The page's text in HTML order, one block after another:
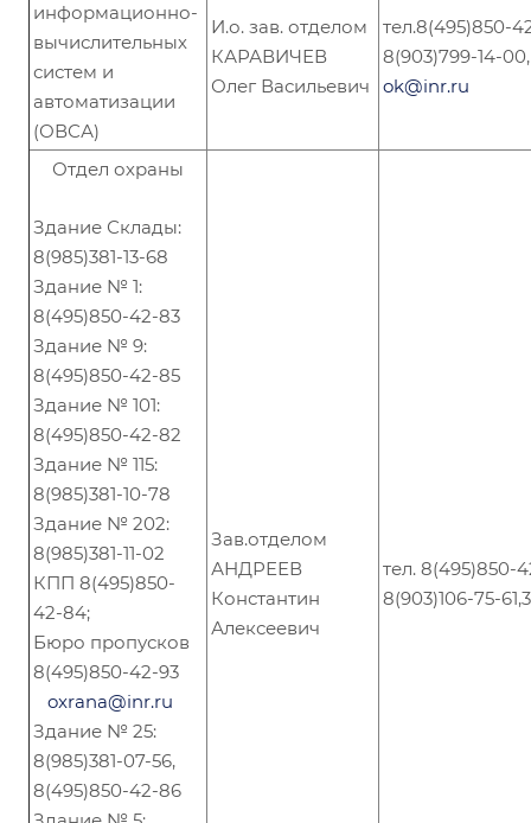
информационно-
вычислительных
систем и
автоматизации
(ОВСА)
И.о. зав. отделом
КАРАВИЧЕВ
Олег Васильевич
тел.8(495)850-
8(903)799-14-00,
ok@inr.ru
Отдел охраны
Здание Склады:
8(985)381-13-68
Здание № 1:
8(495)850-42-83
Здание № 9:
8(495)850-42-85
Здание № 101:
8(495)850-42-82
Здание № 115:
8(985)381-10-78
Здание № 202:
8(985)381-11-02
КПП 8(495)850-
42-84;
Бюро пропусков
8(495)850-42-93
oxrana@inr.ru
Здание № 25:
8(985)381-07-56,
8(495)850-42-86
Зав.отделом
АНДРЕЕВ
Константин
Алексеевич
тел. 8(495)850-
8(903)106-75-